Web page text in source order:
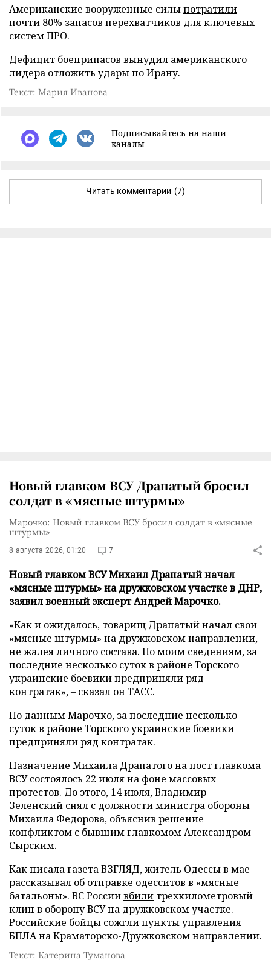
Американские вооруженные силыпотратили
почти 80% запасов перехватчиков для ключевых
систем ПРО.
Дефицит боеприпасов вынудил американского
лидера отложить удары по Ирану.
Текст: Мария Иванова
Подписывайтесь на наши
каналы
Читать комментарии (7)
Новый главком ВСУ Драпатый бросил
солдат в «мясные штурмы»
Марочко: Новый главком ВСУ бросил солдат в «мясные
штурмы»
8 августа 2026, 01:20 7
Новый главком ВСУ Михаил Драпатый начал
«мясные штурмы» на дружковском участке в ДНР,
заявил военный эксперт Андрей Марочко.
«Как и ожидалось, товарищ Драпатый начал свои
«мясные штурмы» на дружковском направлении,
не жалея личного состава. По моим сведениям, за
последние несколько суток в районе Торского
украинские боевики предприняли ряд
контратак», – сказал он ТАСС.
По данным Марочко, за последние несколько
суток в районе Торского украинские боевики
предприняли ряд контратак.
Назначение Михаила Драпатого на пост главкома
ВСУ состоялось 22 июля на фоне массовых
протестов. До этого, 14 июля, Владимир
Зеленский снял с должности министра обороны
Михаила Федорова, объяснив решение
конфликтом с бывшим главкомом Александром
Сырским.
Как писала газета ВЗГЛЯД, житель Одессы в мае
рассказывал об отправке одесситов в «мясные
батальоны». ВС Россиивбили трехкилометровый
клин в оборону ВСУ на дружковском участке.
Российские бойцы сожгли пунктыуправления
БПЛА на Краматорско-Дружковском направлении.
Текст: Катерина Туманова